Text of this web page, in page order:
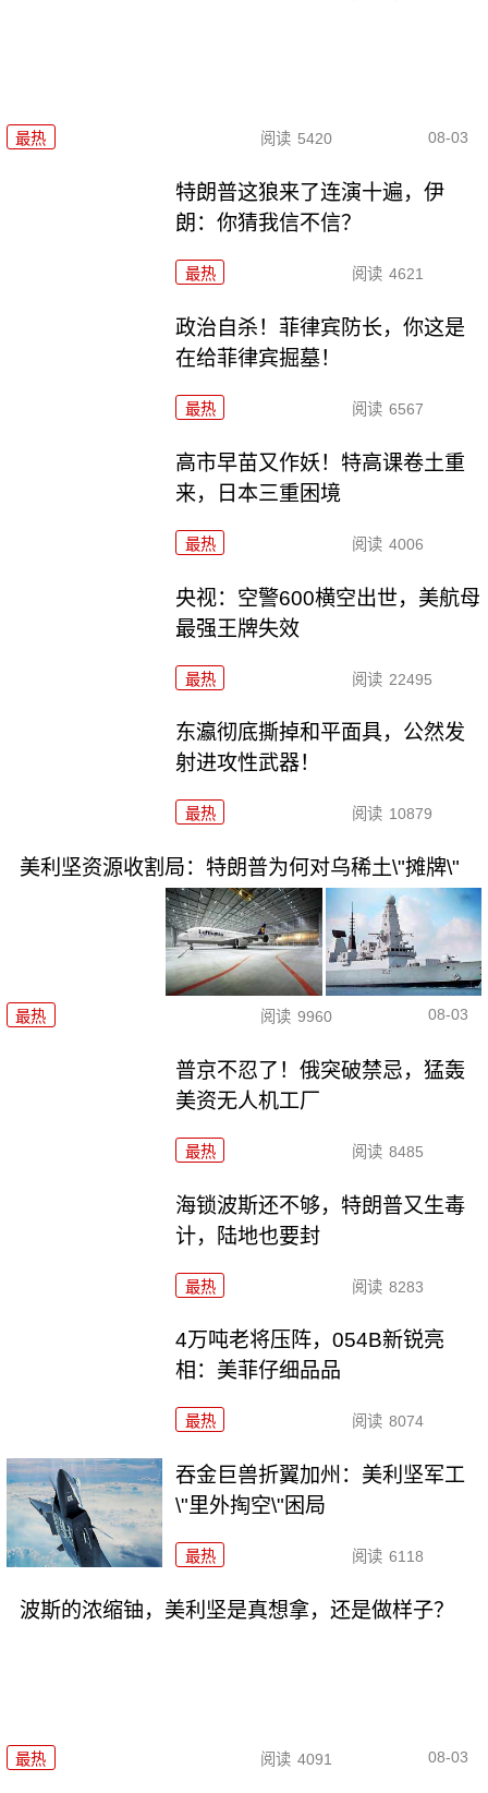
最热 阅读 5420 08-03
特朗普这狼来了连演十遍，伊
朗：你猜我信不信？
最热 阅读 4621
政治自杀！菲律宾防长，你这是
在给菲律宾掘墓！
最热 阅读 6567
高市早苗又作妖！特高课卷土重
来，日本三重困境
最热 阅读 4006
央视：空警600横空出世，美航母
最强王牌失效
最热 阅读 22495
东瀛彻底撕掉和平面具，公然发
射进攻性武器！
最热 阅读 10879
美利坚资源收割局：特朗普为何对乌稀土\"摊牌\"
最热 阅读 9960 08-03
普京不忍了！俄突破禁忌，猛轰
美资无人机工厂
最热 阅读 8485
海锁波斯还不够，特朗普又生毒
计，陆地也要封
最热 阅读 8283
4万吨老将压阵，054B新锐亮
相：美菲仔细品品
最热 阅读 8074
吞金巨兽折翼加州：美利坚军工
\"里外掏空\"困局
最热 阅读 6118
波斯的浓缩铀，美利坚是真想拿，还是做样子？
最热 阅读 4091 08-03